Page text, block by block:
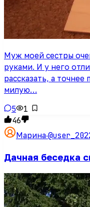
Муж моей сестры
руками. И у него
рассказать, а точнее
милую…
5
1
46
Марина·
Дачная беседка